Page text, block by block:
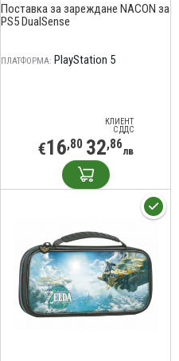
Поставка за зареждане NACON за
PS5 DualSense
ПЛАТФОРМА: PlayStation 5
КЛИЕНТ
С ДДС
€16,80 32,86лв